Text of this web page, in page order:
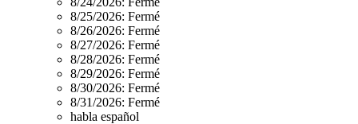
8/25/2026: Fermé
8/26/2026: Fermé
8/27/2026: Fermé
8/28/2026: Fermé
8/29/2026: Fermé
8/30/2026: Fermé
8/31/2026: Fermé
habla español